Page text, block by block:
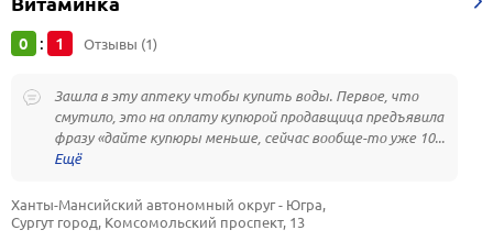
0 : 1 Отзывы (1)
Зашла в эту аптеку чтобы купить воды. Первое, что
смутило, это на оплату купюрой продавщица предъявила
фразу «дайте купюры меньше, сейчас вообще-то уже 10...
Ханты-Мансийский автономный округ - Югра,
Сургут город, Комсомольский проспект, 13